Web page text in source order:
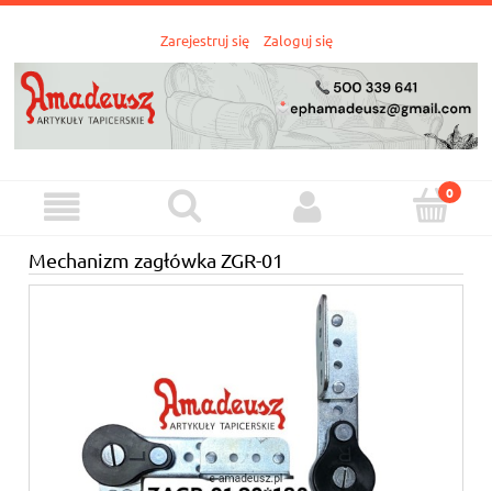
Zarejestruj się Zaloguj się
Mechanizm zagłówka ZGR-01